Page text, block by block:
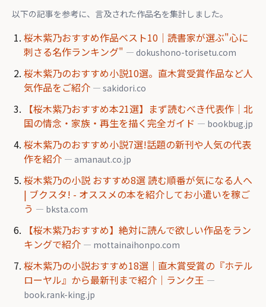
以下の記事を参考に、言及された作品名を集計しました。
桜木紫乃おすすめ作品ベスト10｜読書家が選ぶ"心に
刺さる名作ランキング" — dokushono-torisetu.com
桜木紫乃のおすすめ小説10選。直木賞受賞作品など人
気作品をご紹介 — sakidori.co
【桜木紫乃おすすめ本21選】まず読むべき代表作｜北
国の情念・家族・再生を描く完全ガイド — bookbug.jp
桜木紫乃のおすすめ小説7選!話題の新刊や人気の代表
作を紹介 — amanaut.co.jp
桜木紫乃の小説 おすすめ8選 読む順番が気になる人へ
| ブクスタ! - オススメの本を紹介してお小遣いを稼ご
う — bksta.com
【桜木紫乃おすすめ】絶対に読んで欲しい作品をラン
キングで紹介 — mottainaihonpo.com
桜木紫乃の小説おすすめ18選｜直木賞受賞の『ホテル
ローヤル』から最新刊まで紹介｜ランク王 —
book.rank-king.jp